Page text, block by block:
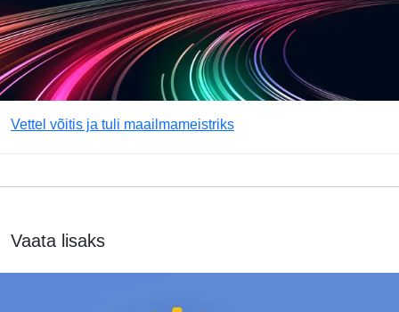
Vettel võitis ja tuli maailmameistriks
Vaata lisaks